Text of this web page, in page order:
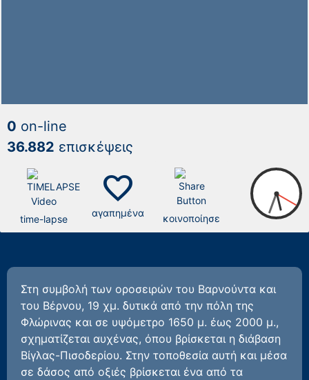
0 on-line
36.882 επισκέψεις
time-lapse
favorite
αγαπημένα κοινοποίησε
Στη συμβολή των οροσειρών του Βαρνούντα και
του Βέρνου, 19 χμ. δυτικά από την πόλη της
Φλώρινας και σε υψόμετρο 1650 μ. έως 2000 μ.,
σχηματίζεται αυχένας, όπου βρίσκεται η διάβαση
Βίγλας-Πισοδερίου. Στην τοποθεσία αυτή και μέσα
σε δάσος από οξιές βρίσκεται ένα από τα